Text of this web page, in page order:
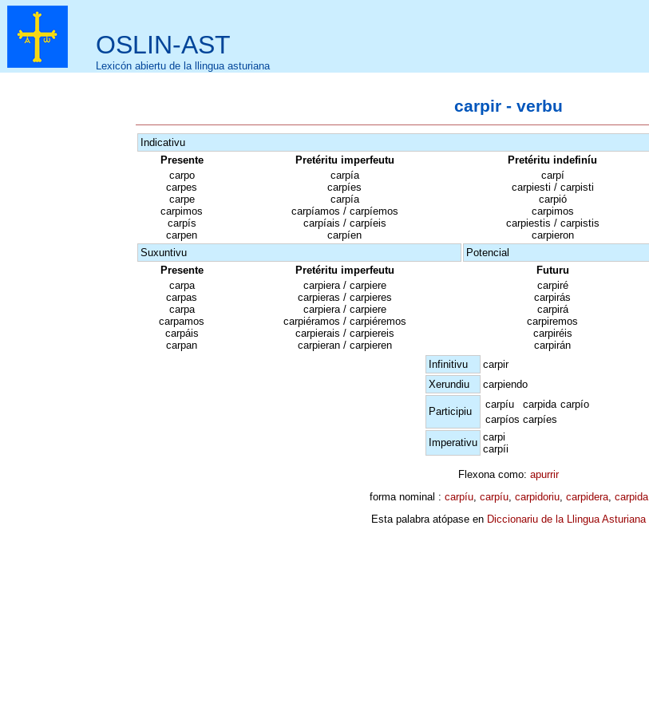
OSLIN-AST
Lexicón abiertu de la llingua asturiana
carpir - verbu
Indicativu
Presente
Pretéritu imperfeutu Pretéritu indefiníu
carpo
carpes
carpe
carpimos
carpís
carpen
carpía
carpíes
carpía
carpíamos / carpíemos
carpíais / carpíeis
carpíen
carpí
carpiesti / carpisti
carpió
carpimos
carpiestis / carpistis
carpieron
Suxuntivu
Potencial
Presente
Pretéritu imperfeutu Futuru
carpa
carpas
carpa
carpamos
carpáis
carpan
carpiera / carpiere
carpieras / carpieres
carpiera / carpiere
carpiéramos / carpiéremos
carpierais / carpiereis
carpieran / carpieren
carpiré
carpirás
carpirá
carpiremos
carpiréis
carpirán
Infinitivu
carpir
Xerundiu
carpiendo
Participiu
carpíu carpida carpío
carpíos carpíes
Imperativu carpi
carpíi
Flexona como: apurrir
forma nominal : carpíu, carpíu, carpidoriu, carpidera, carpida
Esta palabra atópase en Diccionariu de la Llingua Asturiana